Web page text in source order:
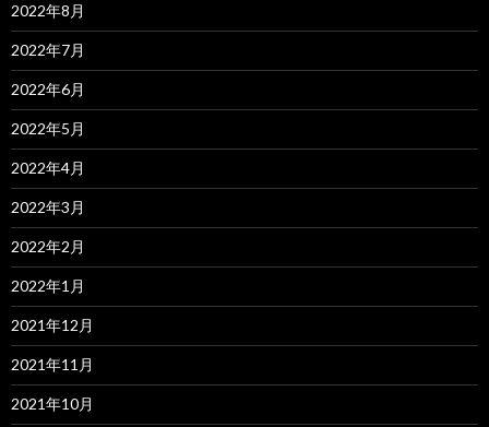
2022年8月
2022年7月
2022年6月
2022年5月
2022年4月
2022年3月
2022年2月
2022年1月
2021年12月
2021年11月
2021年10月